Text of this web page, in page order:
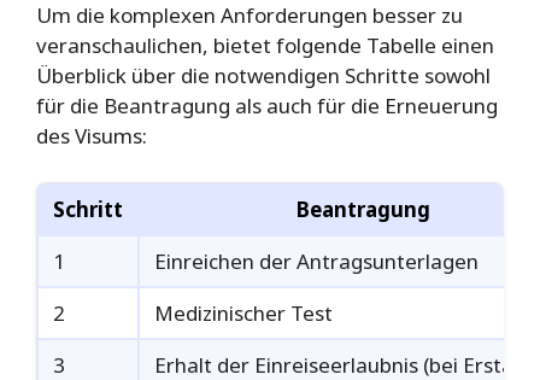
Um die komplexen Anforderungen besser zu
veranschaulichen, bietet folgende Tabelle einen
Überblick über die notwendigen Schritte sowohl
für die Beantragung als auch für die Erneuerung
des Visums:
Schritt
Beantragung
1
Einreichen der Antragsunterlagen
2
Medizinischer Test
3
Erhalt der Einreiseerlaubnis (bei